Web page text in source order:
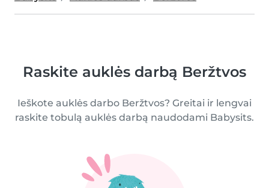
Raskite auklės darbą Beržtvos
Ieškote auklės darbo Beržtvos? Greitai ir lengvai
raskite tobulą auklės darbą naudodami Babysits.